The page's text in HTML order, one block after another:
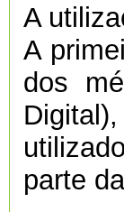
A
A
dos
parte